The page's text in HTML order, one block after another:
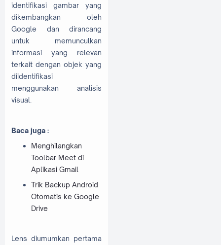
identifikasi gambar yang
dikembangkan oleh
Google dan dirancang
untuk memunculkan
informasi yang relevan
terkait dengan objek yang
diidentifikasi
menggunakan analisis
visual.
Baca juga :
Menghilangkan
Toolbar Meet di
Aplikasi Gmail
Trik Backup Android
Otomatis ke Google
Drive
Lens diumumkan pertama